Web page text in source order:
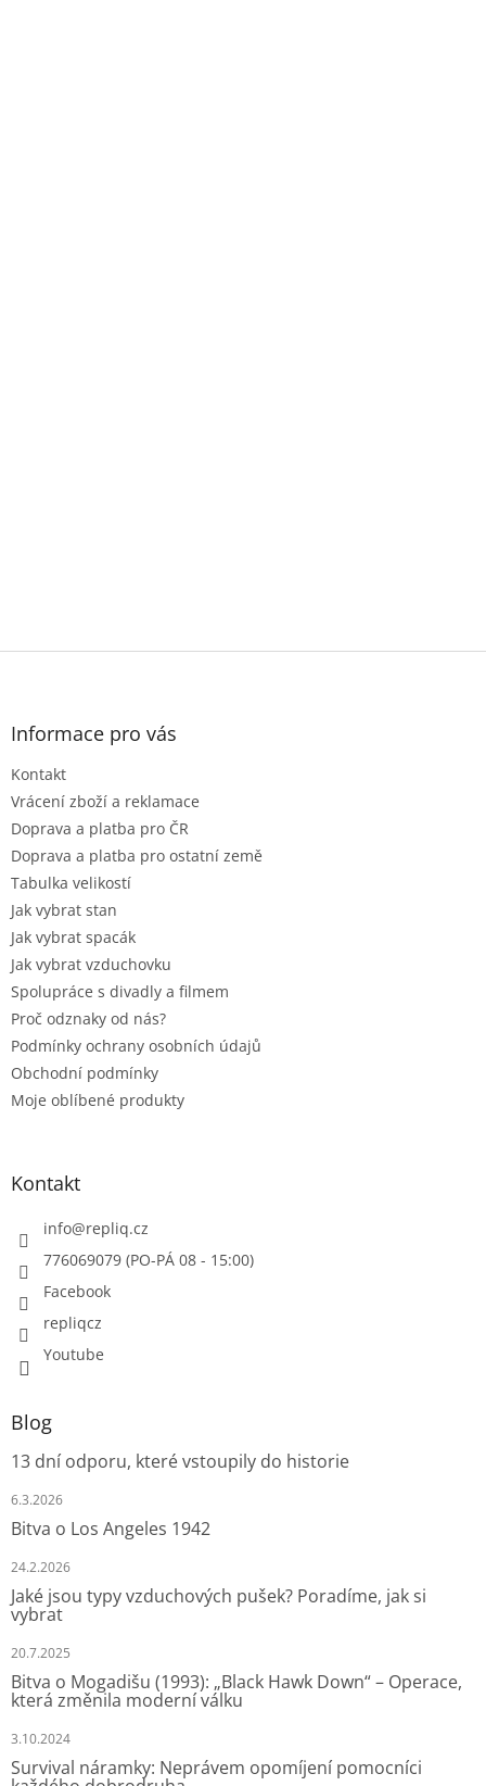
Z
Informace pro vás
Kontakt
Vrácení zboží a reklamace
Doprava a platba pro ČR
Doprava a platba pro ostatní země
Tabulka velikostí
Jak vybrat stan
Jak vybrat spacák
Jak vybrat vzduchovku
Spolupráce s divadly a filmem
Proč odznaky od nás?
Podmínky ochrany osobních údajů
Obchodní podmínky
Moje oblíbené produkty
Kontakt
info@repliq.cz
776069079 (PO-PÁ 08 - 15:00)
Facebook
repliqcz
Youtube
Blog
13 dní odporu, které vstoupily do historie
6.3.2026
Bitva o Los Angeles 1942
24.2.2026
Jaké jsou typy vzduchových pušek? Poradíme, jak si
vybrat
20.7.2025
Bitva o Mogadišu (1993): „Black Hawk Down“ – Operace,
která změnila moderní válku
3.10.2024
Survival náramky: Neprávem opomíjení pomocníci